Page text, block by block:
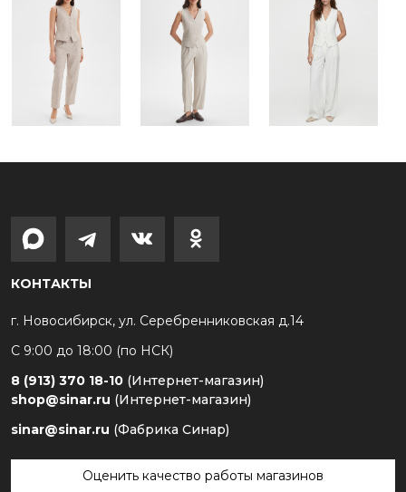
КОНТАКТЫ
г. Новосибирск, ул. Серебренниковская д.14
С 9:00 до 18:00 (по НСК)
8 (913) 370 18-10 (Интернет-магазин)
shop@sinar.ru (Интернет-магазин)
sinar@sinar.ru (Фабрика Синар)
Оценить качество работы магазинов